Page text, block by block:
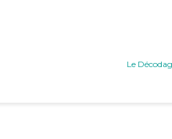
Le